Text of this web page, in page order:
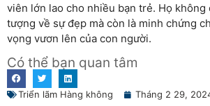
viên lớn lao cho nhiều bạn trẻ. Họ không
tượng về sự đẹp mà còn là minh chứng
vọng vươn lên của con người.
Có thể bạn quan tâm
Triển lãm Hàng không Tháng 2 29,